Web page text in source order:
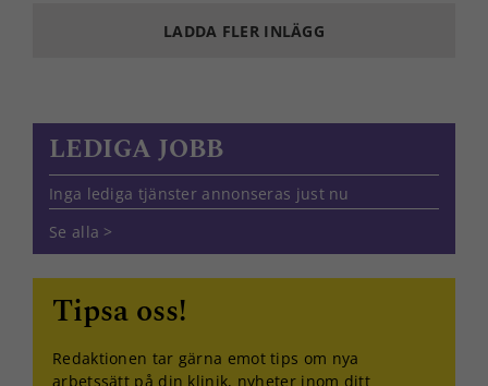
LADDA FLER INLÄGG
LEDIGA JOBB
Inga lediga tjänster annonseras just nu
Se alla >
Tipsa oss!
Redaktionen tar gärna emot tips om nya
arbetssätt på din klinik, nyheter inom ditt
Dessa kakor